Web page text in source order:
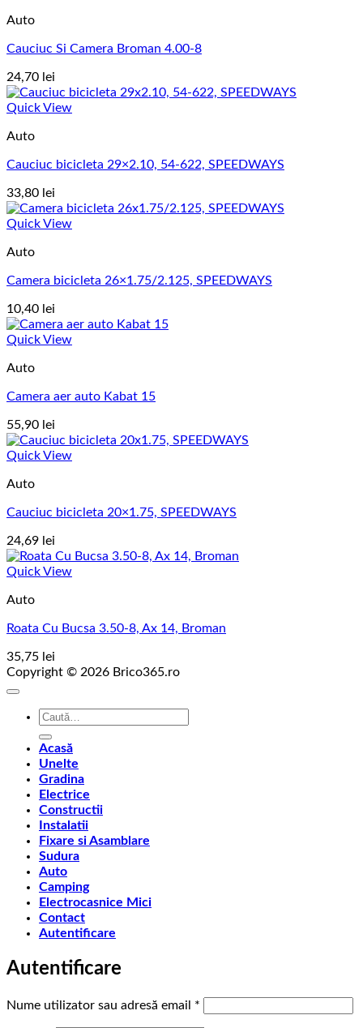
Auto
Cauciuc Si Camera Broman 4.00-8
24,70 lei
Quick View
Auto
Cauciuc bicicleta 29×2.10, 54-622, SPEEDWAYS
33,80 lei
Quick View
Auto
Camera bicicleta 26×1.75/2.125, SPEEDWAYS
10,40 lei
Quick View
Auto
Camera aer auto Kabat 15
55,90 lei
Quick View
Auto
Cauciuc bicicleta 20×1.75, SPEEDWAYS
24,69 lei
Quick View
Auto
Roata Cu Bucsa 3.50-8, Ax 14, Broman
35,75 lei
Copyright © 2026 Brico365.ro
Caută
Acasă
Unelte
Gradina
Electrice
Constructii
Instalatii
Fixare si Asamblare
Sudura
Auto
Camping
Electrocasnice Mici
Contact
Autentificare
Autentificare
Nume utilizator sau adresă email *